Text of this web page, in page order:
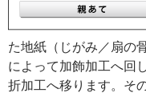
た地紙（じがみ／扇の
によって加飾加工へ回
折加工へ移ります。そ